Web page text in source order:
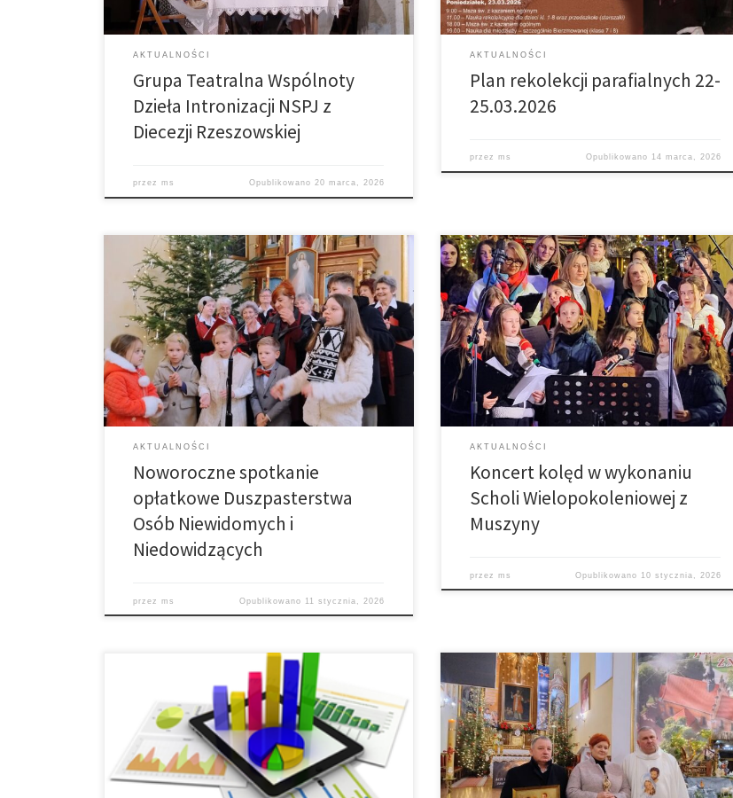
AKTUALNOŚCI
Grupa Teatralna Wspólnoty
Dzieła Intronizacji NSPJ z
Diecezji Rzeszowskiej
przezms Opublikowano 20 marca, 2026
AKTUALNOŚCI
Plan rekolekcji parafialnych 22-
25.03.2026
przezms Opublikowano 14 marca, 2026
Dzisiaj na Mszy św. o godz. 11.00, gościliśmy osoby z
Tarnowskiego Okręgu Duszpasterstwa Osób
Niewidomych i Niedowidzących z zespołem
muzycznym Legato, którzy uświetnili liturgię śpiewem
kolęd. Dzisiejsza wizyta to tradycyjne noworoczne
spotkanie opłatkowe duszpasterstwa w naszej parafii,
którego Ks. Hubert jest diecezjalnym duszpasterzem.
AKTUALNOŚCI
Noworoczne spotkanie
opłatkowe Duszpasterstwa
Osób Niewidomych i
Niedowidzących
przezms Opublikowano 11 stycznia, 2026
9 stycznia w Naszej Świątyni gościła Schola
Wielopokoleniowa z Muszyny, która wykonała piękny
koncert kolęd i pastorałek. To m.in. wychowankowie
naszego Ks. Proboszcza z czasów, kiedy pełnił funkcję
katechety w tamtejszym kościele. Dziękujemy za
wspaniały występ.
AKTUALNOŚCI
Koncert kolęd w wykonaniu
Scholi Wielopokoleniowej z
Muszyny
przezms Opublikowano 10 stycznia, 2026
Łękawica • W kończącym się roku Sakrament Chrztu
przyjęło: 22 dzieci: (12 dziewczynek i 10 chłopców) –
(w tamtym roku 17), • Po raz pierwszy do swojego
serca mogło przyjąć Jezusa, wcześniej skorzystawszy
z Sakramentu Pokuty: 16 dzieci z klas trzecich: (9
dziewczynek i 7 chłopców) – (w tamtym roku […]
Pierwsza niedziela po świętach to Niedziela Świętej
Rodziny z Nazaretu. Modlimy się za rodziny naszej
parafii, aby były Bogiem silne. Dziś rozpoczyna się
Peregrynacja Relikwii Bł. Ulmów po domach naszej
parafii. Peregrynację rozpoczynamy od początku
Łękawicy. Z relikwiami będzie wędrował także obraz
Ulmów i modlitewniki do wykorzystania. Prosimy, aby